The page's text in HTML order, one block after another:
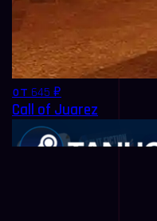
от 645 ₽
Call of Juarez